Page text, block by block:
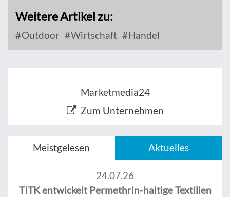
Weitere Artikel zu:
Outdoor Wirtschaft Handel
Marketmedia24
Zum Unternehmen
Meistgelesen Aktuelles
24.07.26
TITK entwickelt Permethrin-haltige Textilien